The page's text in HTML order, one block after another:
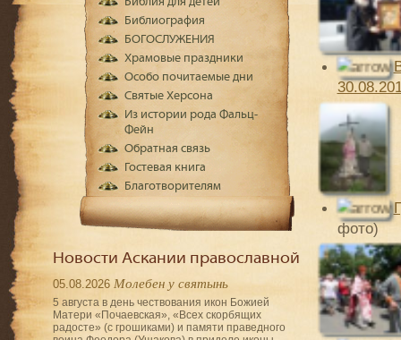
фото)
Библиография
БОГОСЛУЖЕНИЯ
Храмовые праздники
Особо почитаемые дни
Святые Херсона
Из истории рода Фальц-
Фейн
Обратная связь
Гостевая книга
Благотворителям
Новости Аскании православной
05.08.2026 Молебен у святынь
5 августа в день чествования икон Божией
Матери «Почаевская», «Всех скорбящих
радосте» (с грошиками) и памяти праведного